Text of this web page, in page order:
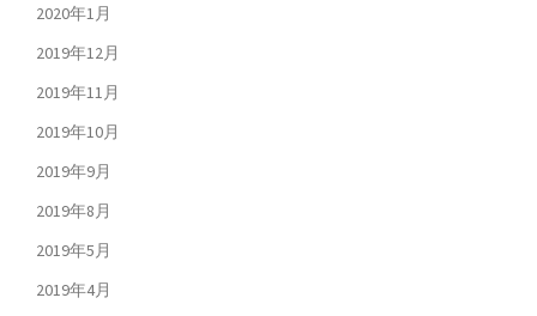
2020年1月
2019年12月
2019年11月
2019年10月
2019年9月
2019年8月
2019年5月
2019年4月